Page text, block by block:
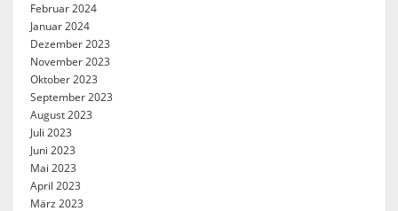
Februar 2024
Januar 2024
Dezember 2023
November 2023
Oktober 2023
September 2023
August 2023
Juli 2023
Juni 2023
Mai 2023
April 2023
März 2023